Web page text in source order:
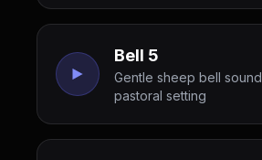
Bell 5
Gentle sheep bell sound,
pastoral setting